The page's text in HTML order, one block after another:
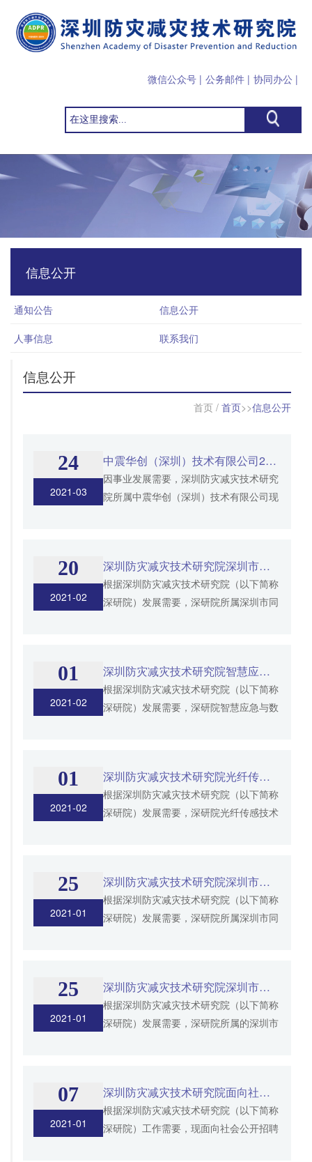
协同办公 |
公务邮件 |
微信公众号 |
信息公开
通知公告 信息公开
人事信息 联系我们
信息公开
首页 / 首页>>信息公开
24
2021-03
中震华创（深圳）技术有限公司2021年第一批招聘需求
因事业发展需要，深圳防灾减灾技术研究
院所属中震华创（深圳）技术有限公司现
20
2021-02
深圳防灾减灾技术研究院深圳市同泰逸和震防技术有限公司公开招聘工作人员公告
根据深圳防灾减灾技术研究院（以下简称
深研院）发展需要，深研院所属深圳市同
01
2021-02
深圳防灾减灾技术研究院智慧应急与数据云研究中心公开招聘工作人员公告
根据深圳防灾减灾技术研究院（以下简称
深研院）发展需要，深研院智慧应急与数
01
2021-02
深圳防灾减灾技术研究院光纤传感技术研究所公开招聘工作人员公告
根据深圳防灾减灾技术研究院（以下简称
深研院）发展需要，深研院光纤传感技术
25
2021-01
深圳防灾减灾技术研究院深圳市同泰汇智监测技术有限公司公开招聘工作人员公告
根据深圳防灾减灾技术研究院（以下简称
深研院）发展需要，深研院所属深圳市同
25
2021-01
深圳防灾减灾技术研究院深圳市同泰防灾技术（集团）有限公司公开招聘工作人员公告
根据深圳防灾减灾技术研究院（以下简称
深研院）发展需要，深研院所属的深圳市
07
2021-01
深圳防灾减灾技术研究院面向社会公开招聘创新发展与外事部助理公告
根据深圳防灾减灾技术研究院（以下简称
深研院）工作需要，现面向社会公开招聘